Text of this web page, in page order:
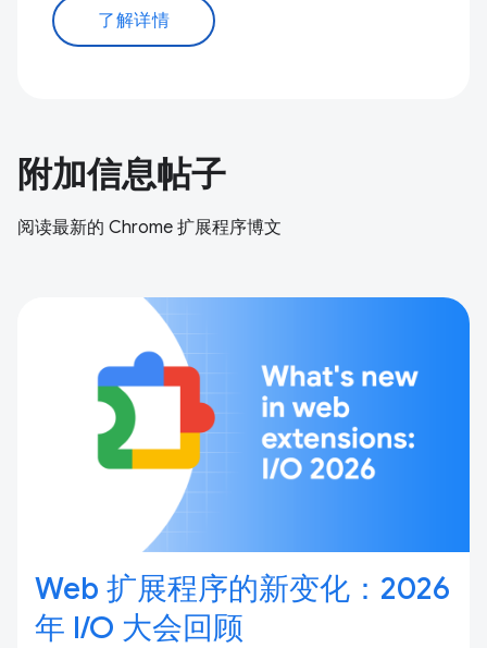
了解详情
附加信息帖子
阅读最新的 Chrome 扩展程序博文
Web 扩展程序的新变化：2026
年 I / O 大会回顾